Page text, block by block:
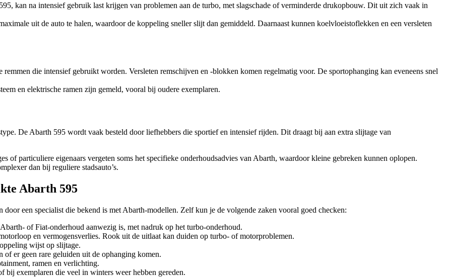
kan na intensief gebruik last krijgen van problemen aan de turbo, met slagschade of verminderde drukopbouw. Dit uit zich vaak in
uit de auto te halen, waardoor de koppeling sneller slijt dan gemiddeld. Daarnaast kunnen koelvloeistoflekken en een versleten
remmen die intensief gebruikt worden. Versleten remschijven en -blokken komen regelmatig voor. De sportophanging kan eveneens snel
en elektrische ramen zijn gemeld, vooral bij oudere exemplaren.
De Abarth 595 wordt vaak besteld door liefhebbers die sportief en intensief rijden. Dit draagt bij aan extra slijtage van
of particuliere eigenaars vergeten soms het specifieke onderhoudsadvies van Abarth, waardoor kleine gebreken kunnen oplopen.
dan bij reguliere stadsauto’s.
Abarth 595
een specialist die bekend is met Abarth-modellen. Zelf kun je de volgende zaken vooral goed checken:
of Fiat-onderhoud aanwezig is, met nadruk op het turbo-onderhoud.
en vermogensverlies. Rook uit de uitlaat kan duiden op turbo- of motorproblemen.
wijst op slijtage.
of er geen rare geluiden uit de ophanging komen.
ramen en verlichting.
bij exemplaren die veel in winters weer hebben gereden.